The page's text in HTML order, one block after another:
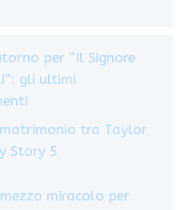
per “Il Signore
gli ultimi
tra Taylor
Story 5
miracolo per